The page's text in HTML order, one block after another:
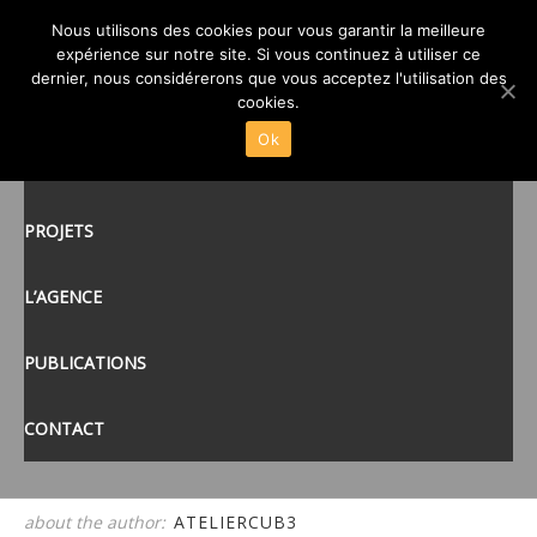
PROJETS
L’AGENCE
PUBLICATIONS
CONTACT
20190710_165804
posté le 19 SEP 2022/
about the author: ATELIERCUB3
Nous utilisons des cookies pour vous garantir la meilleure
expérience sur notre site. Si vous continuez à utiliser ce
dernier, nous considérerons que vous acceptez l'utilisation des
cookies.
Ok